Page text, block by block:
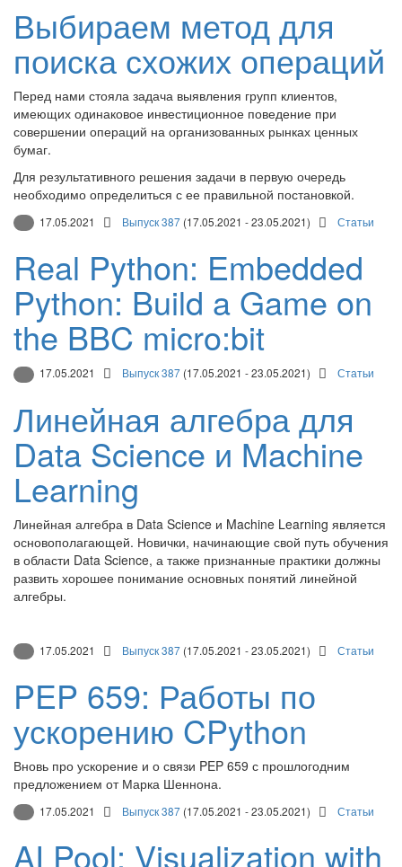
Выбираем метод для
поиска схожих операций
Перед нами стояла задача выявления групп клиентов,
имеющих одинаковое инвестиционное поведение при
совершении операций на организованных рынках ценных
бумаг.
Для результативного решения задачи в первую очередь
необходимо определиться с ее правильной постановкой.
17.05.2021 Выпуск 387 (17.05.2021 - 23.05.2021) Статьи
Real Python: Embedded
Python: Build a Game on
the BBC micro:bit
17.05.2021 Выпуск 387 (17.05.2021 - 23.05.2021) Статьи
Линейная алгебра для
Data Science и Machine
Learning
Линейная алгебра в Data Science и Machine Learning является
основополагающей. Новички, начинающие свой путь обучения
в области Data Science, а также признанные практики должны
развить хорошее понимание основных понятий линейной
алгебры.
17.05.2021 Выпуск 387 (17.05.2021 - 23.05.2021) Статьи
PEP 659: Работы по
ускорению CPython
Вновь про ускорение и о связи PEP 659 с прошлогодним
предложением от Марка Шеннона.
17.05.2021 Выпуск 387 (17.05.2021 - 23.05.2021) Статьи
AI Pool: Visualization with